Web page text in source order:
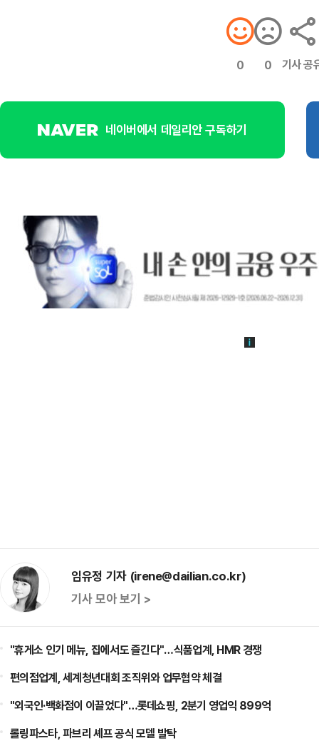
0 0 기사 공
네이버에서 데일리안 구독하기
임유정 기자 (irene@dailian.co.kr)
기사 모아 보기 >
"휴게소 인기 메뉴, 집에서도 즐긴다"…식품업계, HMR 경쟁
편의점업계, 세계청년대회 조직위와 업무협약 체결
"외국인·백화점이 이끌었다"…롯데쇼핑, 2분기 영업익 899억
롤링파스타, 파브리 셰프 공식 모델 발탁